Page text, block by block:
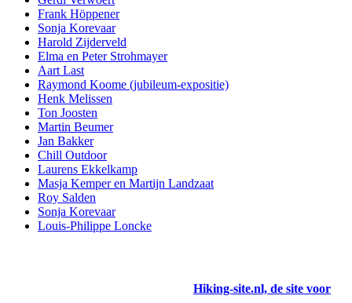
Frank Höppener
Sonja Korevaar
Harold Zijderveld
Elma en Peter Strohmayer
Aart Last
Raymond Koome (jubileum-expositie)
Henk Melissen
Ton Joosten
Martin Beumer
Jan Bakker
Chill Outdoor
Laurens Ekkelkamp
Masja Kemper en Martijn Landzaat
Roy Salden
Sonja Korevaar
Louis-Philippe Loncke
Hiking-site.nl, de site voor